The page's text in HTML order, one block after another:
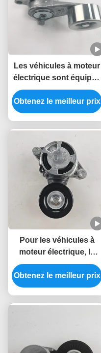
Les véhicules à moteur
électrique sont équipés
d'un système de
freinage de freinage de
la ligne d'arrivée.
Obtenez le meilleur prix
Pour les véhicules à
moteur électrique, la
valeur maximale de la
valeur maximale de la
valeur maximale de la
valeur maximale de la
Obtenez le meilleur prix